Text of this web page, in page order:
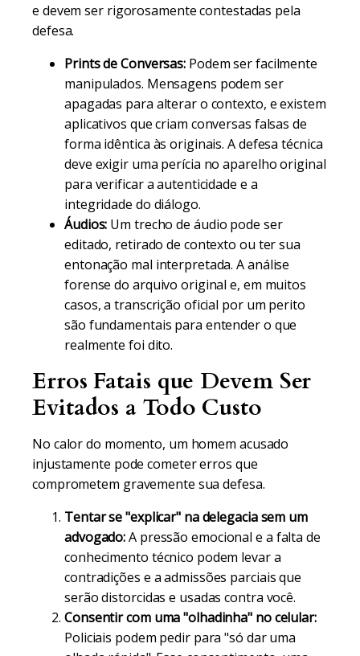
e devem ser rigorosamente contestadas pela
defesa.
Prints de Conversas: Podem ser facilmente
manipulados. Mensagens podem ser
apagadas para alterar o contexto, e existem
aplicativos que criam conversas falsas de
forma idêntica às originais. A defesa técnica
deve exigir uma perícia no aparelho original
para verificar a autenticidade e a
integridade do diálogo.
Áudios: Um trecho de áudio pode ser
editado, retirado de contexto ou ter sua
entonação mal interpretada. A análise
forense do arquivo original e, em muitos
casos, a transcrição oficial por um perito
são fundamentais para entender o que
realmente foi dito.
Erros Fatais que Devem Ser
Evitados a Todo Custo
No calor do momento, um homem acusado
injustamente pode cometer erros que
comprometem gravemente sua defesa.
Tentar se "explicar" na delegacia sem um
advogado:A pressão emocional e a falta de
conhecimento técnico podem levar a
contradições e a admissões parciais que
serão distorcidas e usadas contra você.
Consentir com uma "olhadinha" no celular:
Policiais podem pedir para "só dar uma